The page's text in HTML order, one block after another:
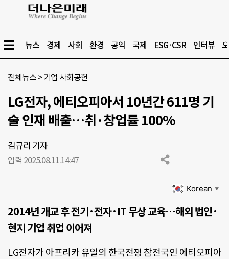
뉴스 경제 사회 환경 공익 국제 ESG·CSR 인터뷰
전체뉴스 >기업 사회공헌
LG전자, 에티오피아서 10년간 611명 기
술 인재 배출…취·창업률 100%
김규리 기자
입력 2025.08.11.14:47
Korean ▼
2014년 개교 후 전기·전자·IT 무상 교육…해외 법인·
현지 기업 취업 이어져
LG전자가 아프리카 유일의 한국전쟁 참전국인 에티오피아